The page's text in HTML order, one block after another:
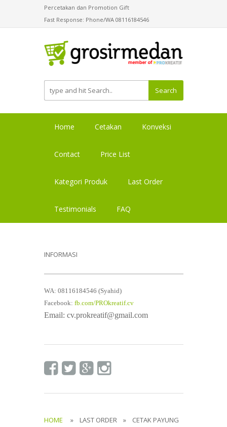
Percetakan dan Promotion Gift
Fast Response: Phone/WA 08116184546
Search
Home Cetakan Konveksi
Contact Price List
Kategori Produk Last Order
Testimonials FAQ
INFORMASI
WA: 08116184546 (Syahid)
Facebook: fb.com/PROkreatif.cv
Email: cv.prokreatif@gmail.com
HOME » LAST ORDER » CETAK PAYUNG